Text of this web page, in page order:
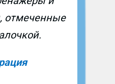
отмеченные